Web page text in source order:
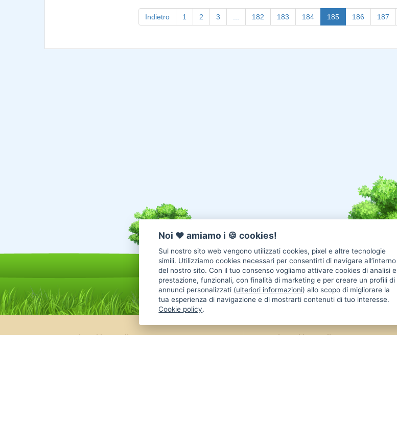
Indietro 1 2 3 182 183 184 185(current)
186 187
Annunci Cani in vendita Annunci Gatti in vendita
Noi ♥️ amiamo i 🍪 cookies!
Sul nostro sito web vengono utilizzati cookies, pixel e altre tecnologie
simili. Utilizziamo cookies necessari per consentirti di navigare all’interno
del nostro sito. Con il tuo consenso vogliamo attivare cookies di analisi e
prestazione, funzionali, con finalità di marketing e per creare un profili di
annunci personalizzati (ulteriori informazioni) allo scopo di migliorare la
tua esperienza di navigazione e di mostrarti contenuti di tuo interesse.
Cookie policy.